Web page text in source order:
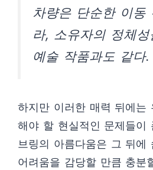
차량은 단순한 이동
라, 소유자의 정체
예술 작품과도 같다.
하지만 이러한 매력 뒤에는
해야 할 현실적인 문제들이
브링의 아름다움은 그 뒤에
어려움을 감당할 만큼 충분